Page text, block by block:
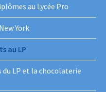
au Lycée Pro
York
au LP
du LP et la chocolaterie